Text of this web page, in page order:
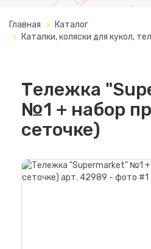
Главная
Каталог
Каталки, коляски для кукол,
Тележка
№1 + набор
сеточке)